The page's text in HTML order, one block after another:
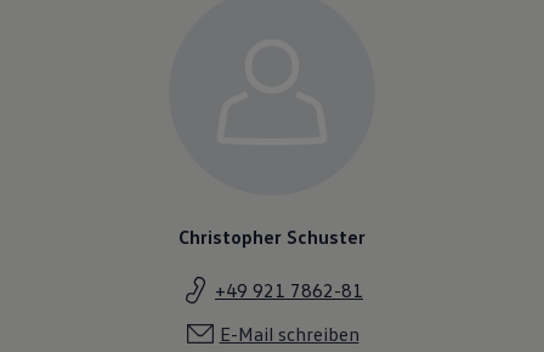
Christopher Schuster
+49 921 7862-81
E-Mail schreiben